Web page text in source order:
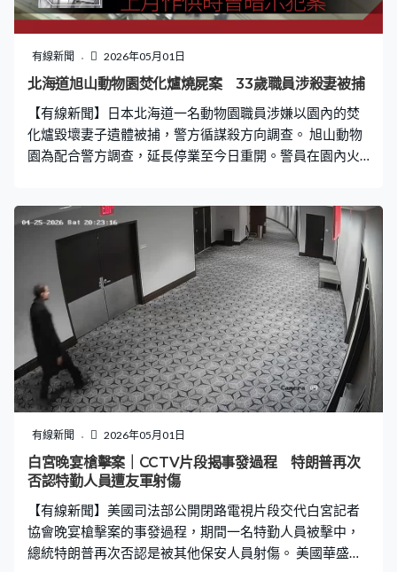
示威者參與由主要工會號召的24小時罷工，公共交通受影
響。 由於在美國，五一勞動節並非聯邦假期，全美各地勞
工組織發起數千項罷工罷課等活動，反對總統特朗普的移
民政策等。
有線新聞 2026年05月01日
北海道旭山動物園焚化爐燒屍案 33歲職員涉殺妻被捕
【有線新聞】日本北海道一名動物園職員涉嫌以園內的焚
化爐毀壞妻子遺體被捕，警方循謀殺方向調查。 旭山動物
園為配合警方調查，延長停業至今日重開。警員在園內火
後，用焚化爐焚毀同齡妻子鈴木由衣的遺體。警方上月23
日接獲女方親友報案指她失蹤，據報疑犯作供時亦暗示是
自己殺害妻子。
有線新聞 2026年05月01日
白宮晚宴槍擊案｜CCTV片段揭事發過程 特朗普再次
否認特勤人員遭友軍射傷
【有線新聞】美國司法部公開閉路電視片段交代白宮記者
協會晚宴槍擊案的事發過程，期間一名特勤人員被擊中，
總統特朗普再次否認是被其他保安人員射傷。 美國華盛頓